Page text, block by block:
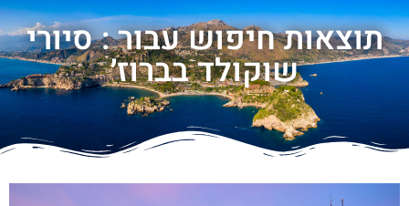
תוצאות חיפוש עבור : סיורי
שוקולד בברוז׳